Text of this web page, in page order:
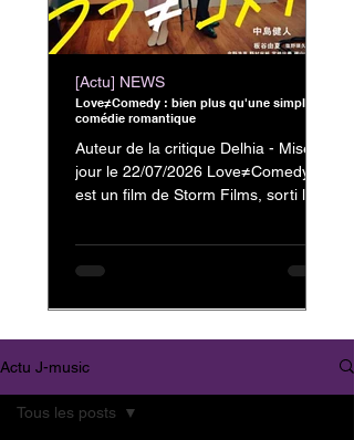
Love≠Comedy : bien plus qu'une simple
comédie romantique
Auteur de la critique Delhia - Mise à
jour le 22/07/2026 Love≠Comedy
est un film de Storm Films, sorti le 3
dans le rôle de Kanzaki Reiji et
Nagahama Neru dans celui de
de Nakajima Kento, on ne pouvait
Love≠Comedy qui m'ont donné
[Actu] NEWS
Actu J-music
Tous les posts